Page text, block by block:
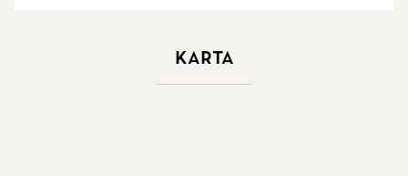
Karta